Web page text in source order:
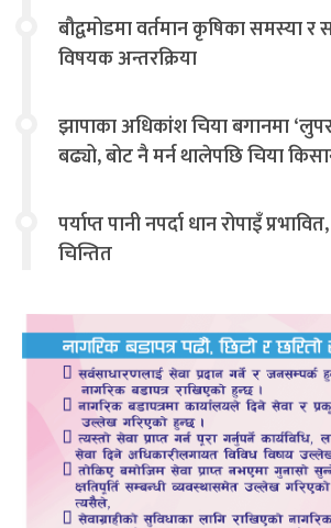
बौद्वमोडमा वर्तमान कृषिका समस्या र समाधान
विषयक अन्तरक्रिया
झापाका अधिकांश चिया बगानमा
बढ्यो, बोट नै मर्न थालेपछि चिया
पर्याप्त पानी नपर्दा धान रोपाइँ
चिन्तित